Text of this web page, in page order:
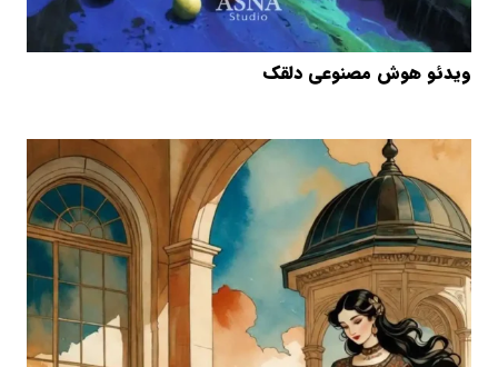
ویدئو هوش مصنوعی دلقک